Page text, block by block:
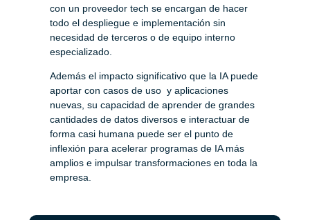
con un proveedor tech se encargan de hacer
todo el despliegue e implementación sin
necesidad de terceros o de equipo interno
especializado.
Además el impacto significativo que la IA puede
aportar con casos de uso y aplicaciones
nuevas, su capacidad de aprender de grandes
cantidades de datos diversos e interactuar de
forma casi humana puede ser el punto de
inflexión para acelerar programas de IA más
amplios e impulsar transformaciones en toda la
empresa.